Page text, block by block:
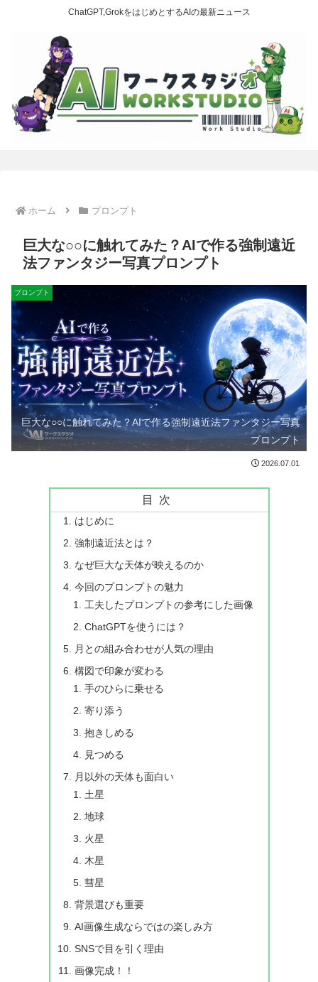
ChatGPT,GrokをはじめとするAIの最新ニュース
ホーム プロンプト
巨大な○○に触れてみた？AIで作る強制遠近
法ファンタジー写真プロンプト
プロンプト
巨大な○○に触れてみた？AIで作る強制遠近法ファンタジー写真
プロンプト
2026.07.01
目次
はじめに
強制遠近法とは？
なぜ巨大な天体が映えるのか
今回のプロンプトの魅力
工夫したプロンプトの参考にした画像
ChatGPTを使うには？
月との組み合わせが人気の理由
構図で印象が変わる
手のひらに乗せる
寄り添う
抱きしめる
見つめる
月以外の天体も面白い
土星
地球
火星
木星
彗星
背景選びも重要
AI画像生成ならではの楽しみ方
SNSで目を引く理由
画像完成！！